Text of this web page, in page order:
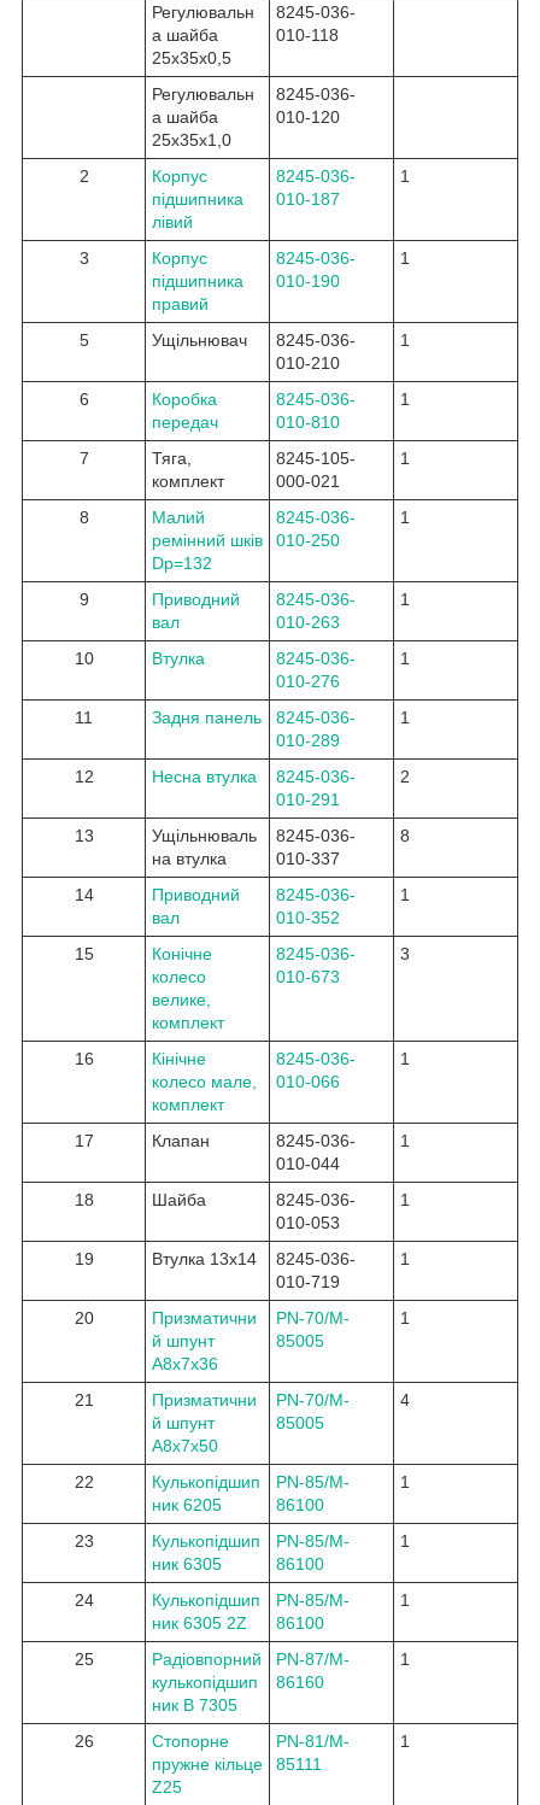
Регулювальн
а шайба
25x35x0,5
8245-036-
010-118
Регулювальн
а шайба
25x35x1,0
8245-036-
010-120
2
Корпус
підшипника
лівий
8245-036-
010-187
1
3
Корпус
підшипника
правий
8245-036-
010-190
1
5 Ущільнювач
8245-036-
010-210
1
6
Коробка
передач
8245-036-
010-810
1
7
Тяга,
комплект
8245-105-
000-021
1
8
Малий
ремінний шків
Dp=132
8245-036-
010-250
1
9
Приводний
вал
8245-036-
010-263
1
10 Втулка
8245-036-
010-276
1
11 Задня панель
8245-036-
010-289
1
12 Несна втулка
8245-036-
010-291
2
13
Ущільнюваль
на втулка
8245-036-
010-337
8
14
Приводний
вал
8245-036-
010-352
1
15
Конічне
колесо
велике,
комплект
8245-036-
010-673
3
16
Кінічне
колесо мале,
комплект
8245-036-
010-066
1
17 Клапан
8245-036-
010-044
1
18 Шайба
8245-036-
010-053
1
19 Втулка 13x14
8245-036-
010-719
1
20
Призматични
й шпунт
A8x7x36
PN-70/M-
85005
1
21
Призматични
й шпунт
A8x7x50
PN-70/M-
85005
4
22
Кулькопідшип
ник 6205
PN-85/M-
86100
1
23
Кулькопідшип
ник 6305
PN-85/M-
86100
1
24
Кулькопідшип
ник 6305 2Z
PN-85/M-
86100
1
25
Радіовпорний
кулькопідшип
ник B 7305
PN-87/M-
86160
1
26
Стопорне
пружне кільце
Z25
PN-81/M-
85111
1